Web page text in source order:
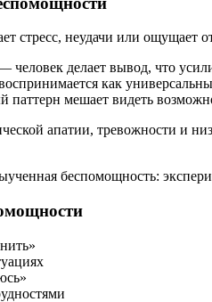
стресс, неудачи или ощущает
человек делает вывод, что
как
мешает видеть
апатии, тревожности и